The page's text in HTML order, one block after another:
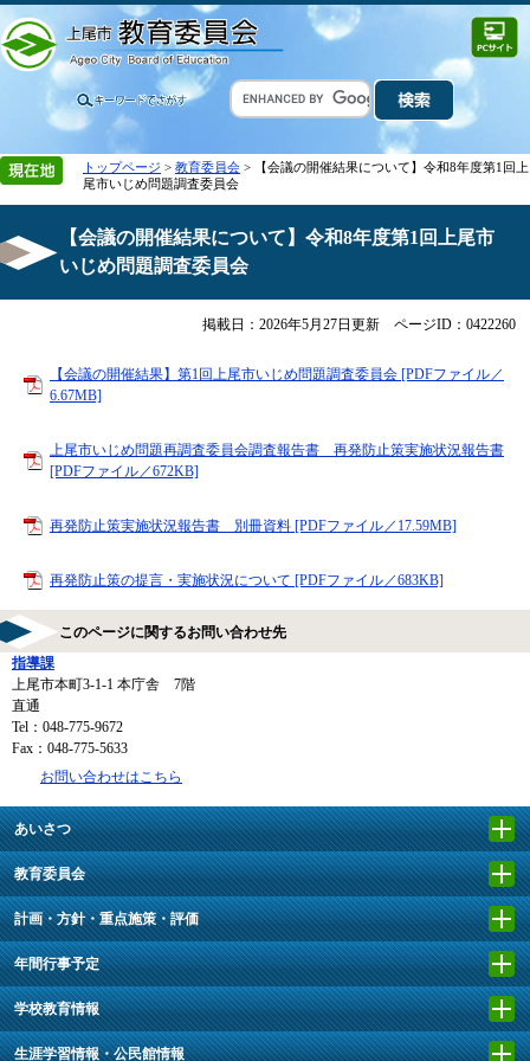
トップページ > 教育委員会 > 【会議の開催結果について】令和8年度第1回上
尾市いじめ問題調査委員会
【会議の開催結果について】令和8年度第1回上尾市
いじめ問題調査委員会
掲載日：2026年5月27日更新 ページID：0422260
【会議の開催結果】第1回上尾市いじめ問題調査委員会 [PDFファイル／
6.67MB]
上尾市いじめ問題再調査委員会調査報告書 再発防止策実施状況報告書
[PDFファイル／672KB]
再発防止策実施状況報告書 別冊資料 [PDFファイル／17.59MB]
再発防止策の提言・実施状況について [PDFファイル／683KB]
このページに関するお問い合わせ先
指導課
上尾市本町3-1-1 本庁舎 7階
直通
Tel：048-775-9672
Fax：048-775-5633
お問い合わせはこちら
あいさつ
教育委員会
計画・方針・重点施策・評価
年間行事予定
学校教育情報
生涯学習情報・公民館情報